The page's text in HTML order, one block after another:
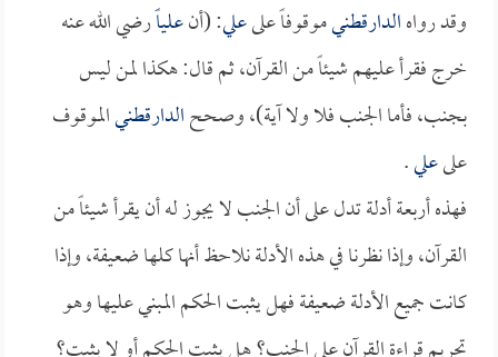
وقد رواهالدارقطنيموقوفاً علىعلي: (أنعلياًرضي الله عنه
خرج فقرأ عليهم شيئاً من القرآن، ثم قال: هكذا لمن ليس
بجنب، فأما الجنب فلا ولا آية)، وصححالدارقطنيالموقوف
علىعلي.
فهذه أربعة أدلة تدل على أن الجنب لا يجوز له أن يقرأ شيئاً من
القرآن، وإذا نظرنا في هذه الأدلة نلاحظ أنها كلها ضعيفة، وإذا
كانت جميع الأدلة ضعيفة فهل يثبت الحكم المبني عليها وهو